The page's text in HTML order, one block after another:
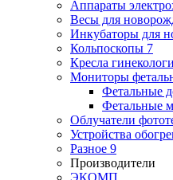
Аппараты
Весы для
Инкубаторы для
Кольпоскопы 7
Кресла
Мониторы
Фетальные
Фетальные
Облучатели
Устройства
Разное 9
Производители
ЭКОМП